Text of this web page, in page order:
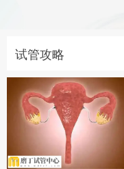
试管攻略